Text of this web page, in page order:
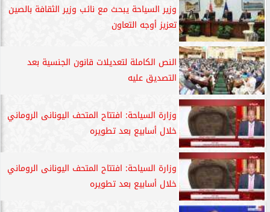
وزير السياحة يبحث مع نائب وزير الثقافة بالصين
تعزيز أوجه التعاون
النص الكاملة لتعديلات قانون الجنسية بعد
التصديق عليه
وزارة السياحة: افتتاح المتحف اليونانى الروماني
خلال أسابيع بعد تطويره
وزارة السياحة: افتتاح المتحف اليونانى الروماني
خلال أسابيع بعد تطويره